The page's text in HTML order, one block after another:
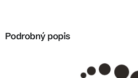
Podrobný popis